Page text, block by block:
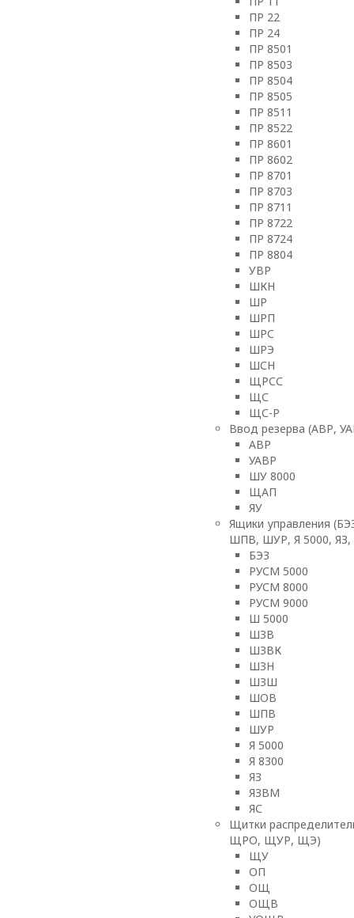
ПР 22
ПР 24
ПР 8501
ПР 8503
ПР 8504
ПР 8505
ПР 8511
ПР 8522
ПР 8601
ПР 8602
ПР 8701
ПР 8703
ПР 8711
ПР 8722
ПР 8724
ПР 8804
УВР
ШКН
ШР
ШРП
ШРС
ШРЭ
ШСН
ЩРСС
ЩС
ЩС-Р
Ввод резерва (АВР,
АВР
УАВР
ШУ 8000
ЩАП
ЯУ
Ящики управления
ШПВ, ШУР, Я 5000,
БЭЗ
РУСМ 5000
РУСМ 8000
РУСМ 9000
Ш 5000
ШЗВ
ШЗВК
ШЗН
ШЗШ
ШОВ
ШПВ
ШУР
Я 5000
Я 8300
ЯЗ
ЯЗВМ
ЯС
Щитки
ЩРО, ЩУР, ЩЭ)
ЩУ
ОП
ОЩ
ОЩВ